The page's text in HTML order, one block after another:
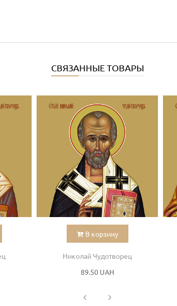
СВЯЗАННЫЕ ТОВАРЫ
В корзину
Николай Чудотворец
89.50 UAH